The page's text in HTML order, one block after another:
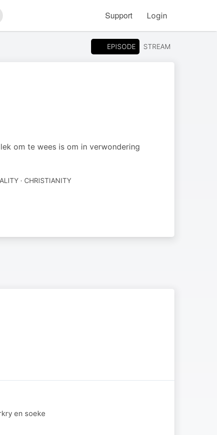
Support Login
EPISODE STREAM
om te wees is om in verwondering
· CHRISTIANITY
en soeke